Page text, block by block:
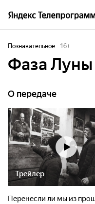
Познавательное 16+
Фаза Луны
О передаче
Трейлер
Перенесли ли мы из